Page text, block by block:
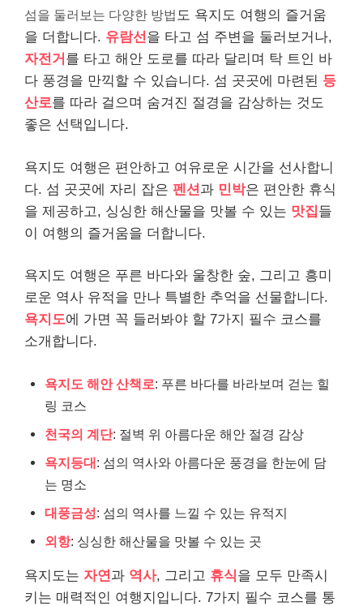
섬을 둘러보는 다양한 방법도 욕지도 여행의 즐거움
을 더합니다. 유람선을 타고 섬 주변을 둘러보거나,
자전거 를 타고 해안 도로를 따라 달리며 탁 트인 바
다 풍경을 만끽할 수 있습니다. 섬 곳곳에 마련된 등
산로를 따라 걸으며 숨겨진 절경을 감상하는 것도
좋은 선택입니다.
욕지도 여행은 편안하고 여유로운 시간을 선사합니
다. 섬 곳곳에 자리 잡은 펜션 과 민박은 편안한 휴식
을 제공하고, 싱싱한 해산물을 맛볼 수 있는 맛집들
이 여행의 즐거움을 더합니다.
욕지도 여행은 푸른 바다와 울창한 숲, 그리고 흥미
로운 역사 유적을 만나 특별한 추억을 선물합니다.
욕지도에 가면 꼭 들러봐야 할 7가지 필수 코스를
소개합니다.
욕지도 해안 산책로: 푸른 바다를 바라보며 걷는 힐
링 코스
천국의 계단: 절벽 위 아름다운 해안 절경 감상
욕지등대: 섬의 역사와 아름다운 풍경을 한눈에 담
는 명소
대풍금성: 섬의 역사를 느낄 수 있는 유적지
외항: 싱싱한 해산물을 맛볼 수 있는 곳
욕지도는 자연 과 역사, 그리고 휴식을 모두 만족시
키는 매력적인 여행지입니다. 7가지 필수 코스를 통